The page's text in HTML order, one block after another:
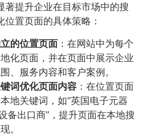
提升企业在目标市场中的搜
置页面的具体策略：
的位置页面 ：在网站中为每个
化页面，并在页面中展示企业
、服务内容和客户案例。
词优化页面内容 ：在位置页面
地关键词，如“英国电子元器
备出口商”，提升页面在本地搜
。